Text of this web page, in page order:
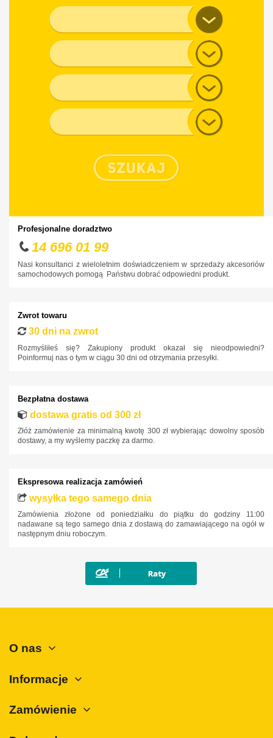
Profesjonalne doradztwo
14 696 01 99
Nasi konsultanci z wieloletnim doświadczeniem w sprzedaży akcesoriów
samochodowych pomogą Państwu dobrać odpowiedni produkt.
Zwrot towaru
30 dni na zwrot
Rozmyśliłeś się? Zakupiony produkt okazał się nieodpowiedni?
Poinformuj nas o tym w ciągu 30 dni od otrzymania przesyłki.
Bezpłatna dostawa
dostawa gratis od 300 zł
Złóż zamówienie za minimalną kwotę 300 zł wybierając dowolny sposób
dostawy, a my wyślemy paczkę za darmo.
Ekspresowa realizacja zamówień
wysyłka tego samego dnia
Zamówienia złożone od poniedziałku do piątku do godziny 11:00
nadawane są tego samego dnia z dostawą do zamawiającego na ogół w
następnym dniu roboczym.
O nas
Informacje
Zamówienie